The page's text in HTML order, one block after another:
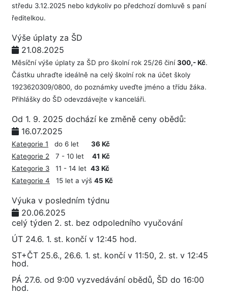
středu 3.12.2025 nebo kdykoliv po předchozí domluvě s paní
ředitelkou.
Výše úplaty za ŠD
21.08.2025
Měsíční výše úplaty za ŠD pro školní rok 25/26 činí300,- Kč.
Částku uhraďte ideálně na celý školní rok na účet školy
1923620309/0800, do poznámky uveďte jméno a třídu žáka.
Přihlášky do ŠD odevzdávejte v kanceláři.
Od 1. 9. 2025 dochází ke změně ceny obědů:
16.07.2025
Kategorie 1 do 6 let 36 Kč
Kategorie 2 7 - 10 let 41 Kč
Kategorie 3 11 - 14 let 43 Kč
Kategorie 4 15 let a výš 45 Kč
Výuka v posledním týdnu
20.06.2025
celý týden 2. st. bez odpoledního vyučování
ÚT 24.6. 1. st. končí v 12:45 hod.
ST+ČT 25.6., 26.6. 1. st. končí v 11:50, 2. st. v 12:45
hod.
PÁ 27.6. od 9:00 vyzvedávání obědů, ŠD do 16:00
hod.